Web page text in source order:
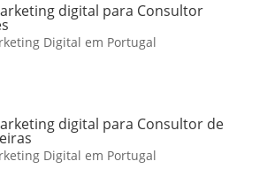
digital para Consultor
Digital em Portugal
digital para Consultor de
Digital em Portugal